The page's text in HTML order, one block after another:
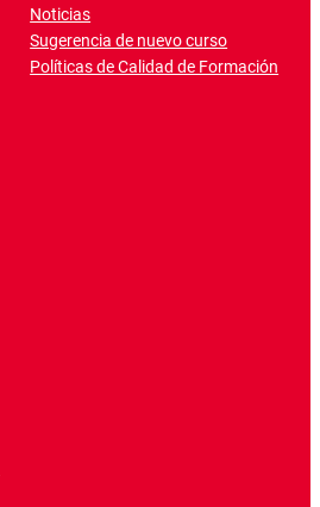
Noticias
Sugerencia de nuevo curso
Políticas de Calidad de Formación